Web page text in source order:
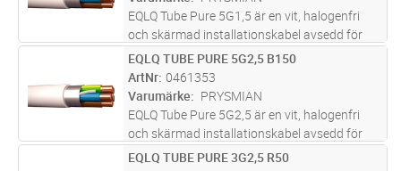
EQLQ Tube Pure 5G1,5 är en vit, halogenfri
och skärmad installationskabel avsedd för
fast förläggning i både inom- och
utomhusmiljöer. Kabeln är uppbyggd med
entrådiga ledare, aluminiumband och
förte...läs mer
M Lägg i kundvagn
EQLQ TUBE PURE 5G2,5 B150
ArtNr 0461353
Varumärke
PRYSMIAN
EQLQ Tube Pure 5G2,5 är en vit, halogenfri
och skärmad installationskabel avsedd för
fast förläggning i både inom- och
M Lägg i kundvagn
EQLQ TUBE PURE 3G2,5 R50